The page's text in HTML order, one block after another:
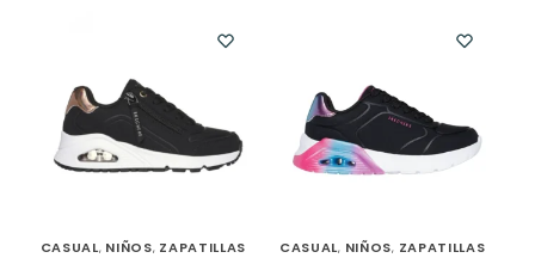
CASUAL, NIÑOS, ZAPATILLAS CASUAL, NIÑOS, ZAPATILLAS